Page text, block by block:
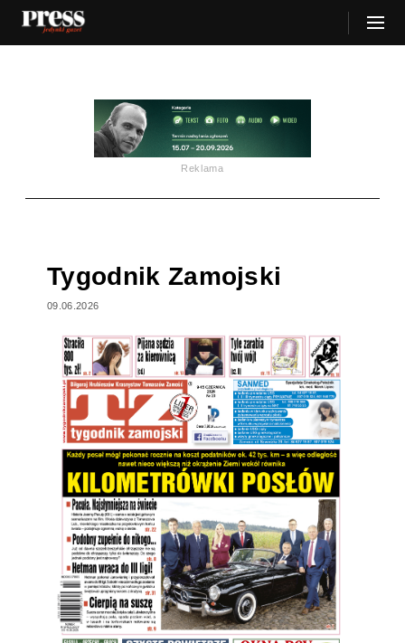
Reklama
Tygodnik Zamojski
09.06.2026